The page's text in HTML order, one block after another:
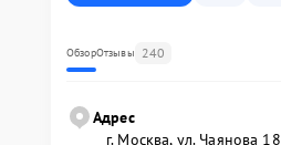
ОбзорОтзывы 240
Адрес
г. Москва, ул. Чаянова 18